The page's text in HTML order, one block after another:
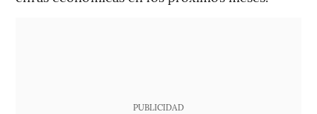
PUBLICIDAD